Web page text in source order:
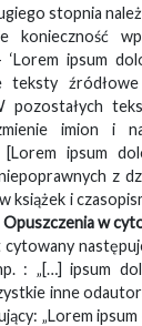
stopnia
konieczność
ipsum
teksty
pozostałych
imion i
[Lorem ipsum
z
książek i
Opuszczenia w
: „[…] ipsum
inne
„Lorem